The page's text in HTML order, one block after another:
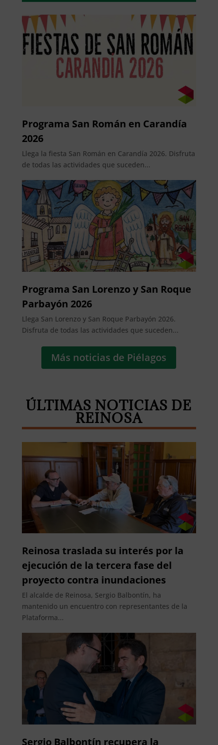
Programa San Román en Carandía
2026
Llega la fiesta San Román en Carandía 2026. Disfruta
de todas las actividades que suceden...
Programa San Lorenzo y San Roque
Parbayón 2026
Llega San Lorenzo y San Roque Parbayón 2026.
Disfruta de todas las actividades que suceden...
Más noticias de Piélagos
ÚLTIMAS NOTICIAS DE
REINOSA
Reinosa traslada su interés por la
ejecución de la tercera fase del
proyecto contra inundaciones
El alcalde de Reinosa, Sergio Balbontín, ha
mantenido un encuentro con representantes de la
Plataforma...
Sergio Balbontín recupera la